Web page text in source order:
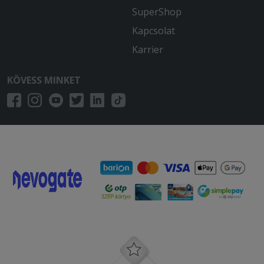
Először rosszul kézbesítik a rendelésem,
majd reklamáció után 1313-tól 1640-ig
még mindig sehol a rendelésem. Azért
ez már felháborító. Ennyi idő alatt már
2026-01-08 - Beáta:
Gyors a kiszállítás, a futár
együttműködő, kedves.
3 óràt kellet vàrnom a kajàra ,vajon
elfogyott a juhtúró a gombàról majd
segitek a az alkamazottnak panírozni
és hogy kell jól megsütni a húsokat !!
SuperShop
Kapcsolat
Karrier
KÖVESS MINKET